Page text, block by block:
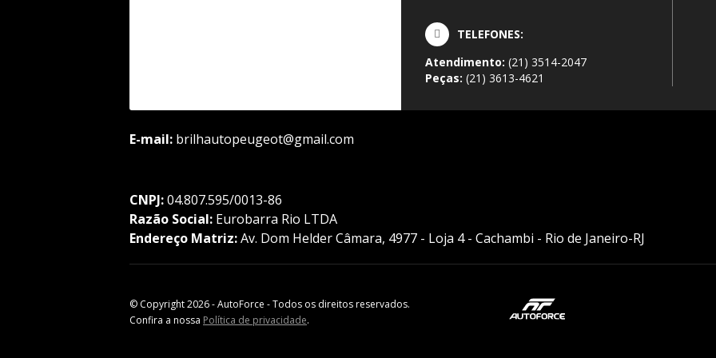
TELEFONES:
Atendimento: (21) 3514-2047
Peças: (21) 3613-4621
E-mail: brilhautopeugeot@gmail.com
CNPJ:04.807.595/0013-86
Razão Social: Eurobarra Rio LTDA
Endereço Matriz:Av. Dom Helder Câmara, 4977 - Loja 4 - Cachambi - Rio de Janeiro-RJ
© Copyright 2026-AutoForce - Todos os direitos reservados.
Confira a nossa Política de privacidade.